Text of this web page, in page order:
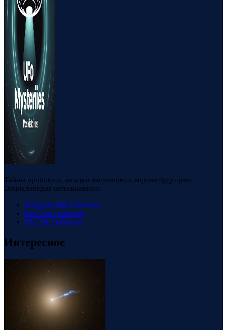
Тайны прошлого, загадки настоящего, версии будущего.
Энциклопедия непознанного.
Telegram 88k Followers
RSS 23k Followers
VK 23k Followers
Интересное